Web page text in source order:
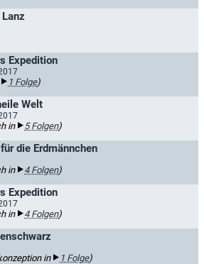
Expedition
1 Folge)
Welt
in 5 Folgen)
die Erdmännchen
in 4 Folgen)
Expedition
in 4 Folgen)
in 1 Folge)